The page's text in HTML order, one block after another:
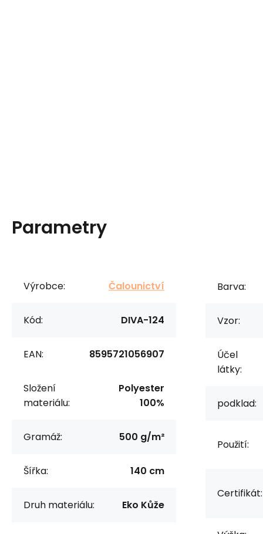
Parametry
Výrobce: Čalounictví
Kód: DIVA-124
EAN: 8595721056907
Složení
materiálu:
Polyester
100%
Gramáž: 500 g/m²
Šířka: 140 cm
Druh materiálu: Eko Kůže
Barva:
Vzor:
Účel
látky:
podklad:
Použití:
Certifikát: